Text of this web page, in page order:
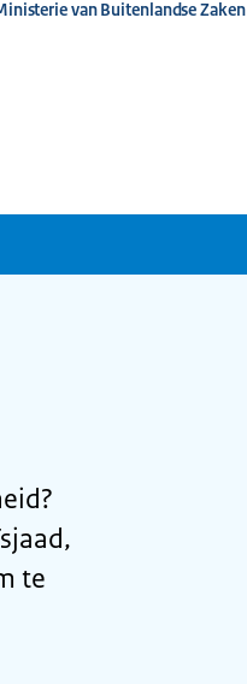
van Buitenlandse Zaken
te